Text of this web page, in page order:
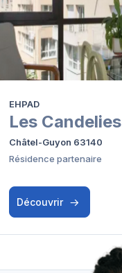
EHPAD
Les Candelies
Châtel-Guyon 63140
Résidence partenaire
Découvrir